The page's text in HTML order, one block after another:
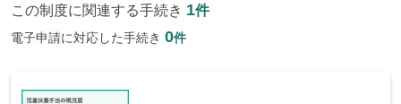
この制度に関連する手続き 1件
電子申請に対応した手続き 0件